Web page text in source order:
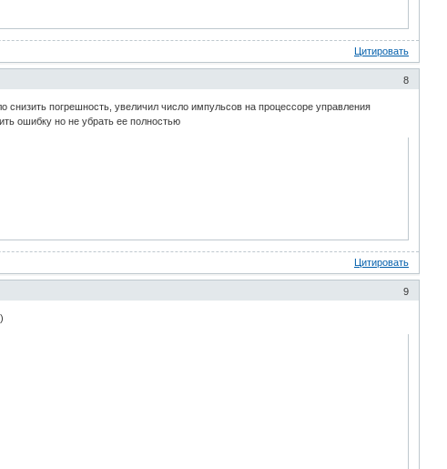
Цитировать
8
снизить погрешность, увеличил число импульсов на процессоре управления
ошибку но не убрать ее полностью
Цитировать
9